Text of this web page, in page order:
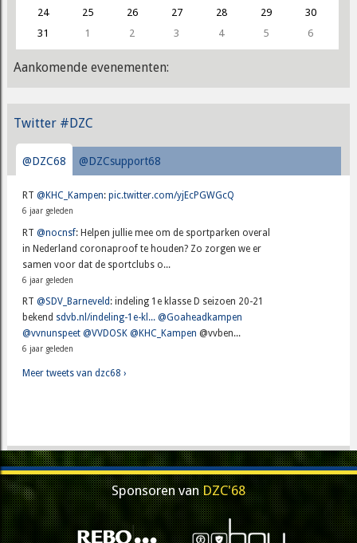
24
25 26 27 28 29
30
31
1 2 3 4 5 6
Aankomende evenementen:
Twitter #DZC
@DZC68 @DZCsupport68
RT@KHC_Kampen:pic.twitter.com/yjEcPGWGcQ
6 jaar geleden
RT@nocnsf: Helpen jullie mee om de sportparken overal
in Nederland coronaproof te houden? Zo zorgen we er
samen voor dat de sportclubs o...
6 jaar geleden
RT@SDV_Barneveld : indeling 1e klasse D seizoen 20-21
bekend sdvb.nl/indeling-1e-kl... @Goaheadkampen
@vvnunspeet @VVDOSK @KHC_Kampen @vvben...
6 jaar geleden
Meer tweets van dzc68 ›
Sponsoren vanDZC'68